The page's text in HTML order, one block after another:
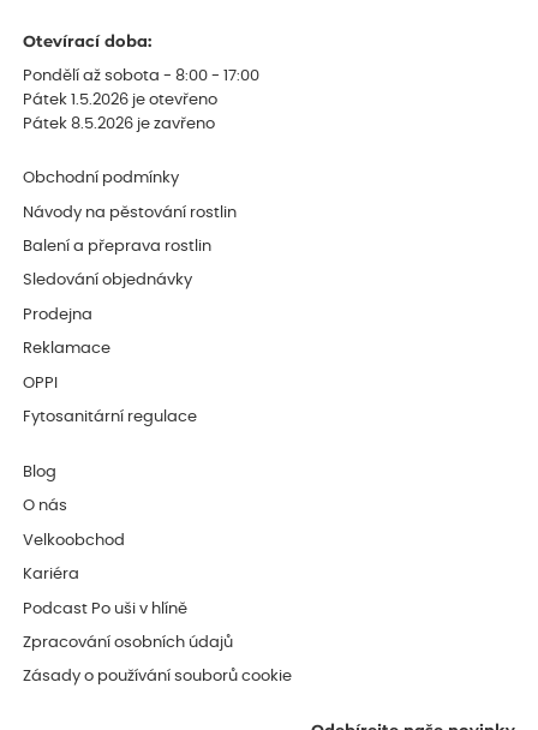
Otevírací doba:
Pondělí až sobota - 8:00 - 17:00
Pátek 1.5.2026 je otevřeno
Pátek 8.5.2026 je zavřeno
Obchodní podmínky
Návody na pěstování rostlin
Balení a přeprava rostlin
Sledování objednávky
Prodejna
Reklamace
OPPI
Fytosanitární regulace
Blog
O nás
Velkoobchod
Kariéra
Podcast Po uši v hlíně
Zpracování osobních údajů
Zásady o používání souborů cookie